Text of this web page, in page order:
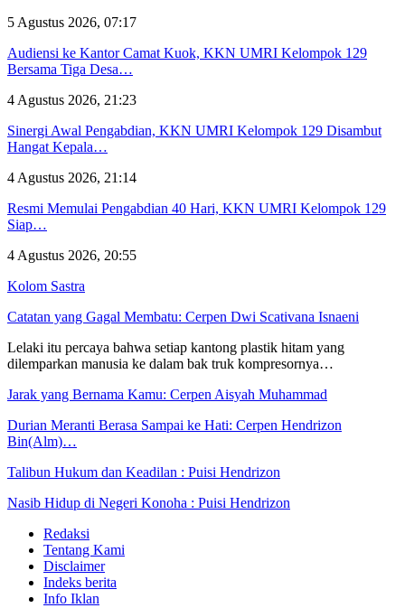
5 Agustus 2026, 07:17
Audiensi ke Kantor Camat Kuok, KKN UMRI Kelompok 129
Bersama Tiga Desa…
4 Agustus 2026, 21:23
Sinergi Awal Pengabdian, KKN UMRI Kelompok 129 Disambut
Hangat Kepala…
4 Agustus 2026, 21:14
Resmi Memulai Pengabdian 40 Hari, KKN UMRI Kelompok 129
Siap…
4 Agustus 2026, 20:55
Kolom Sastra
Catatan yang Gagal Membatu: Cerpen Dwi Scativana Isnaeni
Lelaki itu percaya bahwa setiap kantong plastik hitam yang
dilemparkan manusia ke dalam bak truk kompresornya…
Jarak yang Bernama Kamu: Cerpen Aisyah Muhammad
Durian Meranti Berasa Sampai ke Hati: Cerpen Hendrizon
Bin(Alm)…
Talibun Hukum dan Keadilan : Puisi Hendrizon
Nasib Hidup di Negeri Konoha : Puisi Hendrizon
Redaksi
Tentang Kami
Disclaimer
Indeks berita
Info Iklan